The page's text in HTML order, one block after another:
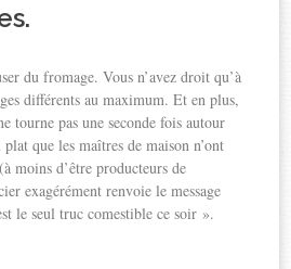
du fromage. Vous n’avez droit qu’à
différents au maximum. Et en plus,
tourne pas une seconde fois autour
que les maîtres de maison n’ont
moins d’être producteurs de
exagérément renvoie le message
le seul truc comestible ce soir ».